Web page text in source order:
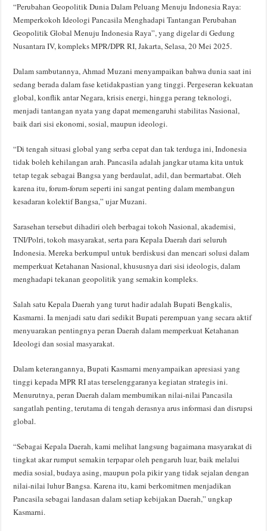
“Perubahan Geopolitik Dunia Dalam Peluang Menuju Indonesia Raya:
Memperkokoh Ideologi Pancasila Menghadapi Tantangan Perubahan
Geopolitik Global Menuju Indonesia Raya”, yang digelar di Gedung
Nusantara IV, kompleks MPR/DPR RI, Jakarta, Selasa, 20 Mei 2025.
Dalam sambutannya, Ahmad Muzani menyampaikan bahwa dunia saat ini
sedang berada dalam fase ketidakpastian yang tinggi. Pergeseran kekuatan
global, konflik antar Negara, krisis energi, hingga perang teknologi,
menjadi tantangan nyata yang dapat memengaruhi stabilitas Nasional,
baik dari sisi ekonomi, sosial, maupun ideologi.
“Di tengah situasi global yang serba cepat dan tak terduga ini, Indonesia
tidak boleh kehilangan arah. Pancasila adalah jangkar utama kita untuk
tetap tegak sebagai Bangsa yang berdaulat, adil, dan bermartabat. Oleh
karena itu, forum-forum seperti ini sangat penting dalam membangun
kesadaran kolektif Bangsa,” ujar Muzani.
Sarasehan tersebut dihadiri oleh berbagai tokoh Nasional, akademisi,
TNI/Polri, tokoh masyarakat, serta para Kepala Daerah dari seluruh
Indonesia. Mereka berkumpul untuk berdiskusi dan mencari solusi dalam
memperkuat Ketahanan Nasional, khususnya dari sisi ideologis, dalam
menghadapi tekanan geopolitik yang semakin kompleks.
Salah satu Kepala Daerah yang turut hadir adalah Bupati Bengkalis,
Kasmarni. Ia menjadi satu dari sedikit Bupati perempuan yang secara aktif
menyuarakan pentingnya peran Daerah dalam memperkuat Ketahanan
Ideologi dan sosial masyarakat.
Dalam keterangannya, Bupati Kasmarni menyampaikan apresiasi yang
tinggi kepada MPR RI atas terselenggaranya kegiatan strategis ini.
Menurutnya, peran Daerah dalam membumikan nilai-nilai Pancasila
sangatlah penting, terutama di tengah derasnya arus informasi dan disrupsi
global.
“Sebagai Kepala Daerah, kami melihat langsung bagaimana masyarakat di
tingkat akar rumput semakin terpapar oleh pengaruh luar, baik melalui
media sosial, budaya asing, maupun pola pikir yang tidak sejalan dengan
nilai-nilai luhur Bangsa. Karena itu, kami berkomitmen menjadikan
Pancasila sebagai landasan dalam setiap kebijakan Daerah,” ungkap
Kasmarni.